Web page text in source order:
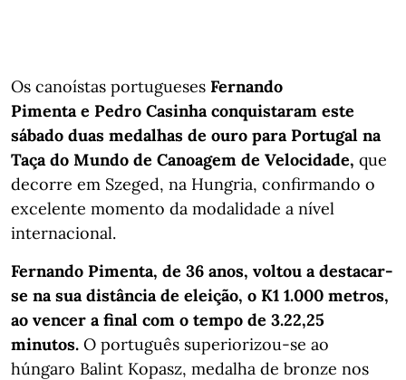
Os canoístas portugueses Fernando
Pimenta e Pedro Casinha conquistaram este
sábado duas medalhas de ouro para Portugal na
Taça do Mundo de Canoagem de Velocidade, que
decorre em Szeged, na Hungria, confirmando o
excelente momento da modalidade a nível
internacional.
Fernando Pimenta, de 36 anos, voltou a destacar-
se na sua distância de eleição, o K1 1.000 metros,
ao vencer a final com o tempo de 3.22,25
minutos. O português superiorizou-se ao
húngaro Balint Kopasz, medalha de bronze nos